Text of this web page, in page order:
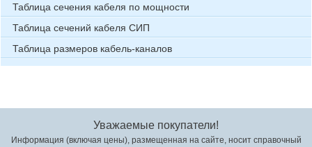
Таблица сечения кабеля по мощности
Таблица сечений кабеля СИП
Таблица размеров кабель-каналов
Уважаемые покупатели!
Информация (включая цены), размещенная на сайте, носит справочный